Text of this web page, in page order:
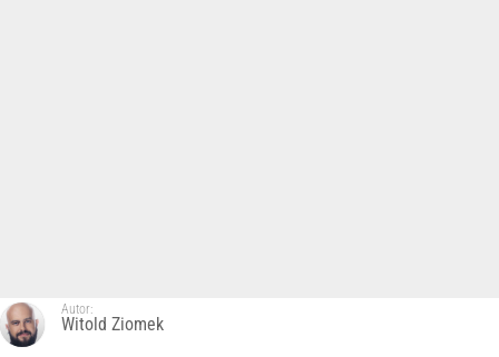
Autor:
Witold Ziomek